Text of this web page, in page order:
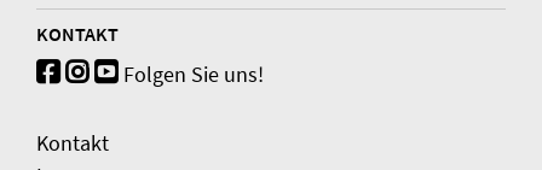
KONTAKT
Folgen Sie uns!
Kontakt